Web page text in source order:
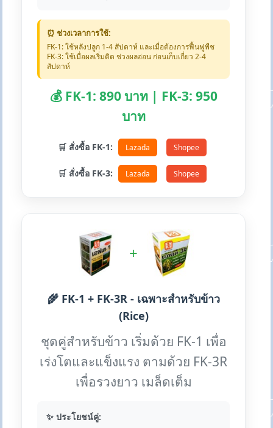
⏰ ช่วงเวลาการใช้:
FK-1: ใช้หลังปลูก 1-4 สัปดาห์ และเมื่อต้องการฟื้นฟูพืช
FK-3: ใช้เมื่อผลเริ่มติด ช่วงผลอ่อน ก่อนเก็บเกี่ยว 2-4
สัปดาห์
💰 FK-1: 890 บาท | FK-3: 950
บาท
🛒 สั่งซื้อ FK-1: Lazada Shopee
🛒 สั่งซื้อ FK-3: Lazada Shopee
+
🌾 FK-1 + FK-3R - เฉพาะสำหรับข้าว
(Rice)
ชุดคู่สำหรับข้าว เริ่มด้วย FK-1 เพื่อ
เร่งโตและแข็งแรง ตามด้วย FK-3R
เพื่อรวงยาว เมล็ดเต็ม
✨ ประโยชน์คู่: